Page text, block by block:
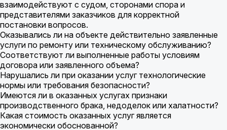
взаимодействуют с судом, сторонами спора и
представителями заказчиков для корректной
постановки вопросов.
Оказывались ли на объекте действительно заявленные
услуги по ремонту или техническому обслуживанию?
Соответствуют ли выполненные работы условиям
договора или заявленного объема?
Нарушались ли при оказании услуг технологические
нормы или требования безопасности?
Имеются ли в оказанных услугах признаки
производственного брака, недоделок или халатности?
Какая стоимость оказанных услуг является
экономически обоснованной?